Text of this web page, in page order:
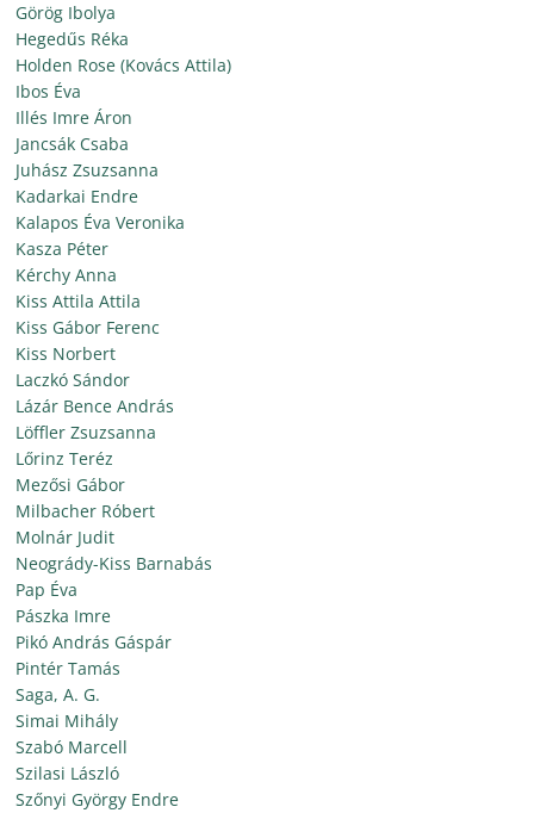
Görög Ibolya
Hegedűs Réka
Holden Rose (Kovács Attila)
Ibos Éva
Illés Imre Áron
Jancsák Csaba
Juhász Zsuzsanna
Kadarkai Endre
Kalapos Éva Veronika
Kasza Péter
Kérchy Anna
Kiss Attila Attila
Kiss Gábor Ferenc
Kiss Norbert
Laczkó Sándor
Lázár Bence András
Löffler Zsuzsanna
Lőrinz Teréz
Mezősi Gábor
Milbacher Róbert
Molnár Judit
Neogrády-Kiss Barnabás
Pap Éva
Pászka Imre
Pikó András Gáspár
Pintér Tamás
Saga, A. G.
Simai Mihály
Szabó Marcell
Szilasi László
Szőnyi György Endre